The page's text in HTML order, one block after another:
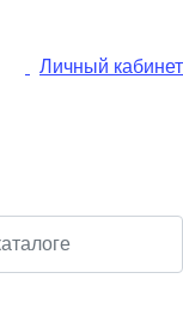
Личный кабинет